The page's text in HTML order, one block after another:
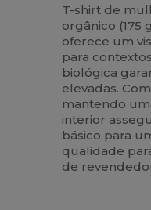
T-shirt de
orgânico (175
oferece um
para
biológica
elevadas.
mantendo
interior
básico para
qualidade
de